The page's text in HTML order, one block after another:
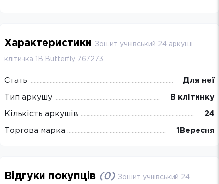
Характеристики Зошит учнівський 24 аркуші
клітинка 1B Butterfly 767273
Стать Для неї
Тип аркушу В клітинку
Кількість аркушів 24
Торгова марка 1Вересня
Відгуки покупців (0) Зошит учнівський 24